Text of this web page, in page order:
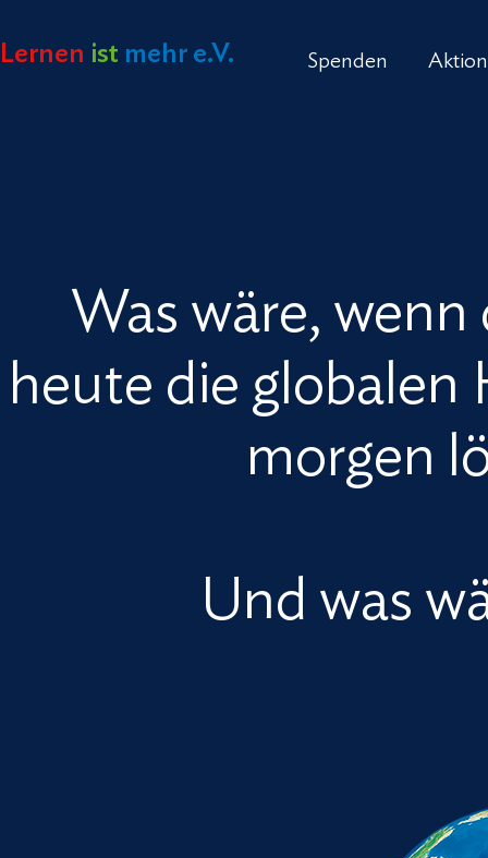
Lernen ist mehr e.V. Spenden
Was wäre,
heute die globalen
morgen
Und was